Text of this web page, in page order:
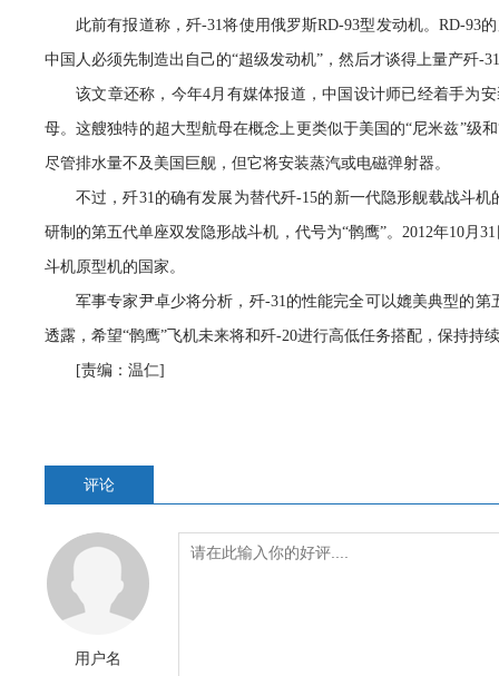
此前有报道称，歼-31将使用俄罗斯RD-93型发动机。RD-93
中国人必须先制造出自己的“超级发动机”，然后才谈得上量产歼-
该文章还称，今年4月有媒体报道，中国设计师已经着手为
母。这艘独特的超大型航母在概念上更类似于美国的“尼米兹”级
尽管排水量不及美国巨舰，但它将安装蒸汽或电磁弹射器。
不过，歼31的确有发展为替代歼-15的新一代隐形舰载战斗
研制的第五代单座双发隐形战斗机，代号为“鹘鹰”。2012年10月
斗机原型机的国家。
军事专家尹卓少将分析，歼-31的性能完全可以媲美典型的第
透露，希望“鹘鹰”飞机未来将和歼-20进行高低任务搭配，保持持
[责编：温仁]
评论
用户名